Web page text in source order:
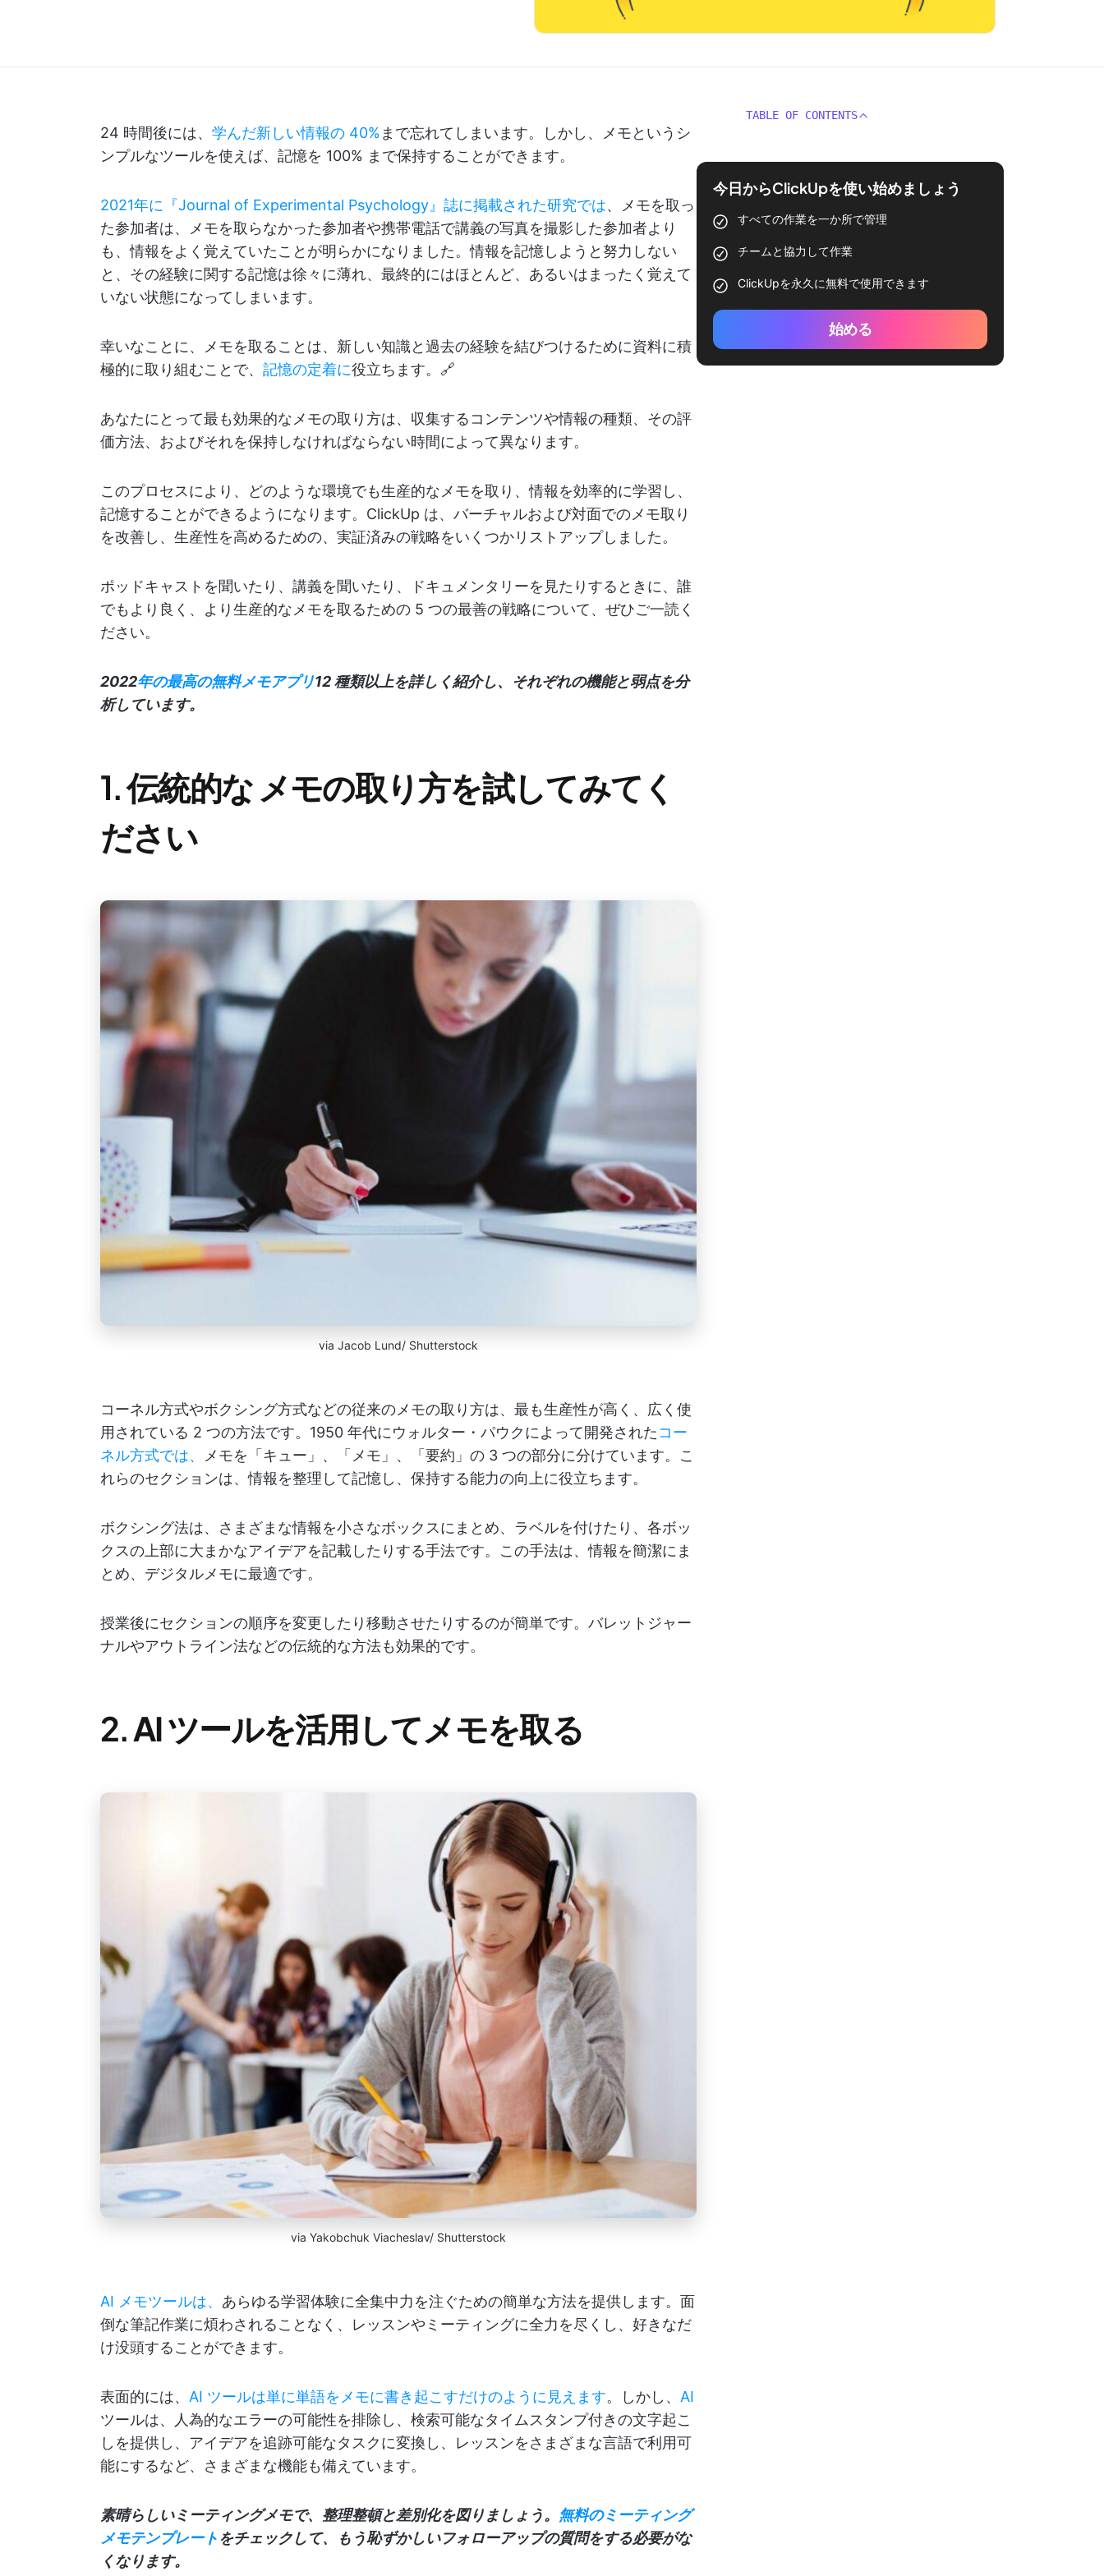
24 時間後には、 学んだ新しい情報の 40% まで忘れてしまいます。しかし、メモというシ
ンプルなツールを使えば、記憶を 100% まで保持することができます。
2021年に『Journal of Experimental Psychology』誌に掲載された研究では、メモを取っ
た参加者は、メモを取らなかった参加者や携帯電話で講義の写真を撮影した参加者より
も、情報をよく覚えていたことが明らかになりました。情報を記憶しようと努力しない
と、その経験に関する記憶は徐々に薄れ、最終的にはほとんど、あるいはまったく覚えて
いない状態になってしまいます。
幸いなことに、メモを取ることは、新しい知識と過去の経験を結びつけるために資料に積
極的に取り組むことで、 記憶の定着に役立ちます。🔗
あなたにとって最も効果的なメモの取り方は、収集するコンテンツや情報の種類、その評
価方法、およびそれを保持しなければならない時間によって異なります。
このプロセスにより、どのような環境でも生産的なメモを取り、情報を効率的に学習し、
記憶することができるようになります。ClickUp は、バーチャルおよび対面でのメモ取り
を改善し、生産性を高めるための、実証済みの戦略をいくつかリストアップしました。
ポッドキャストを聞いたり、講義を聞いたり、ドキュメンタリーを見たりするときに、誰
でもより良く、より生産的なメモを取るための 5 つの最善の戦略について、ぜひご一読く
ださい。
2022年の最高の無料メモアプリ12 種類以上を詳しく紹介し、それぞれの機能と弱点を分
析しています。
1.伝統的な メモの取り方を試してみてく
ださい
via Jacob Lund/ Shutterstock
コーネル方式やボクシング方式などの従来のメモの取り方は、最も生産性が高く、広く使
用されている 2 つの方法です。1950 年代にウォルター・パウクによって開発されたコー
ネル方式では、
メモを「キュー」、「メモ」、「要約」の 3 つの部分に分けています。こ
れらのセクションは、情報を整理して記憶し、保持する能力の向上に役立ちます。
ボクシング法は、さまざまな情報を小さなボックスにまとめ、ラベルを付けたり、各ボッ
クスの上部に大まかなアイデアを記載したりする手法です。この手法は、情報を簡潔にま
とめ、デジタルメモに最適です。
授業後にセクションの順序を変更したり移動させたりするのが簡単です。バレットジャー
ナルやアウトライン法などの伝統的な方法も効果的です。
2.AI ツールを活用してメモを取る
via Yakobchuk Viacheslav/ Shutterstock
AI メモツールは、 あらゆる学習体験に全集中力を注ぐための簡単な方法を提供します。面
倒な筆記作業に煩わされることなく、レッスンやミーティングに全力を尽くし、好きなだ
け没頭することができます。
表面的には、 AI ツールは単に単語をメモに書き起こすだけのように見えます。しかし、 AI
ツールは、人為的なエラーの可能性を排除し、検索可能なタイムスタンプ付きの文字起こ
しを提供し、アイデアを追跡可能なタスクに変換し、レッスンをさまざまな言語で利用可
能にするなど、さまざまな機能も備えています。
素晴らしいミーティングメモで、整理整頓と差別化を図りましょう。 無料のミーティング
メモテンプレートをチェックして、もう恥ずかしいフォローアップの質問をする必要がな
くなります。
TABLE OF CONTENTS
今日からClickUpを使い始めましょう
すべての作業を一か所で管理
チームと協力して作業
ClickUpを永久に無料で使用できます
始める